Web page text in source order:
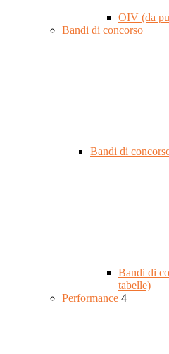
OIV (da
Bandi di concorso
Bandi di
Bandi di
tabelle)
Performance 4